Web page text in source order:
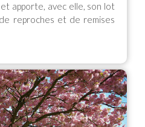
apporte, avec elle, son lot
reproches et de remises